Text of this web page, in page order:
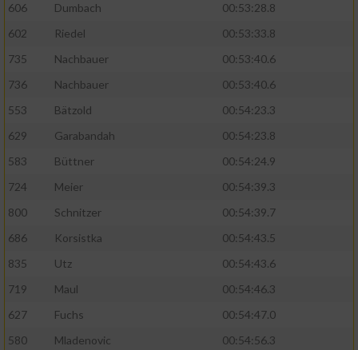
606
Dumbach
00:53:28.8
602
Riedel
00:53:33.8
735
Nachbauer
00:53:40.6
736
Nachbauer
00:53:40.6
553
Bätzold
00:54:23.3
629
Garabandah
00:54:23.8
583
Büttner
00:54:24.9
724
Meier
00:54:39.3
800
Schnitzer
00:54:39.7
686
Korsistka
00:54:43.5
835
Utz
00:54:43.6
719
Maul
00:54:46.3
627
Fuchs
00:54:47.0
580
Mladenovic
00:54:56.3
von Inhalten
personalisierter Inhalte
Messung der Werbeleistung
Analyse von Zielgruppen durch Statistiken
oder Kombinationen von Daten aus
verschiedenen Quellen
Verwendung reduzierter Daten zur Auswahl
von Inhalten
IAB-Besonderheiten: